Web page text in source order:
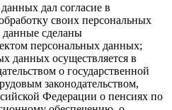
дал согласие в
своих персональных
сделаны
персональных данных;
данных осуществляется в
о государственной
законодательством,
Федерации о пенсиях по